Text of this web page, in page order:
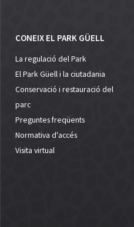
CONEIX EL PARK GÜELL
La regulació del Park
El Park Güell i la ciutadania
Conservació i restauració del
parc
Preguntes freqüents
Normativa d'accés
Visita virtual